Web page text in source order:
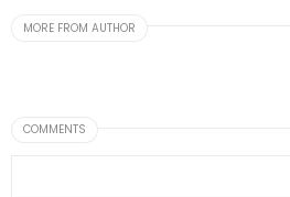
MORE FROM AUTHOR
COMMENTS